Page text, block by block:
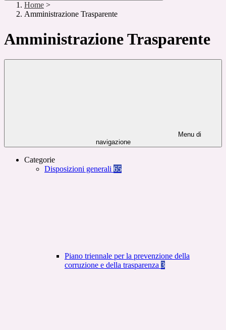
Home >
Amministrazione Trasparente
Amministrazione Trasparente
Menu di
navigazione
Categorie
Disposizioni generali 65
Piano triennale per la prevenzione della
corruzione e della trasparenza 3